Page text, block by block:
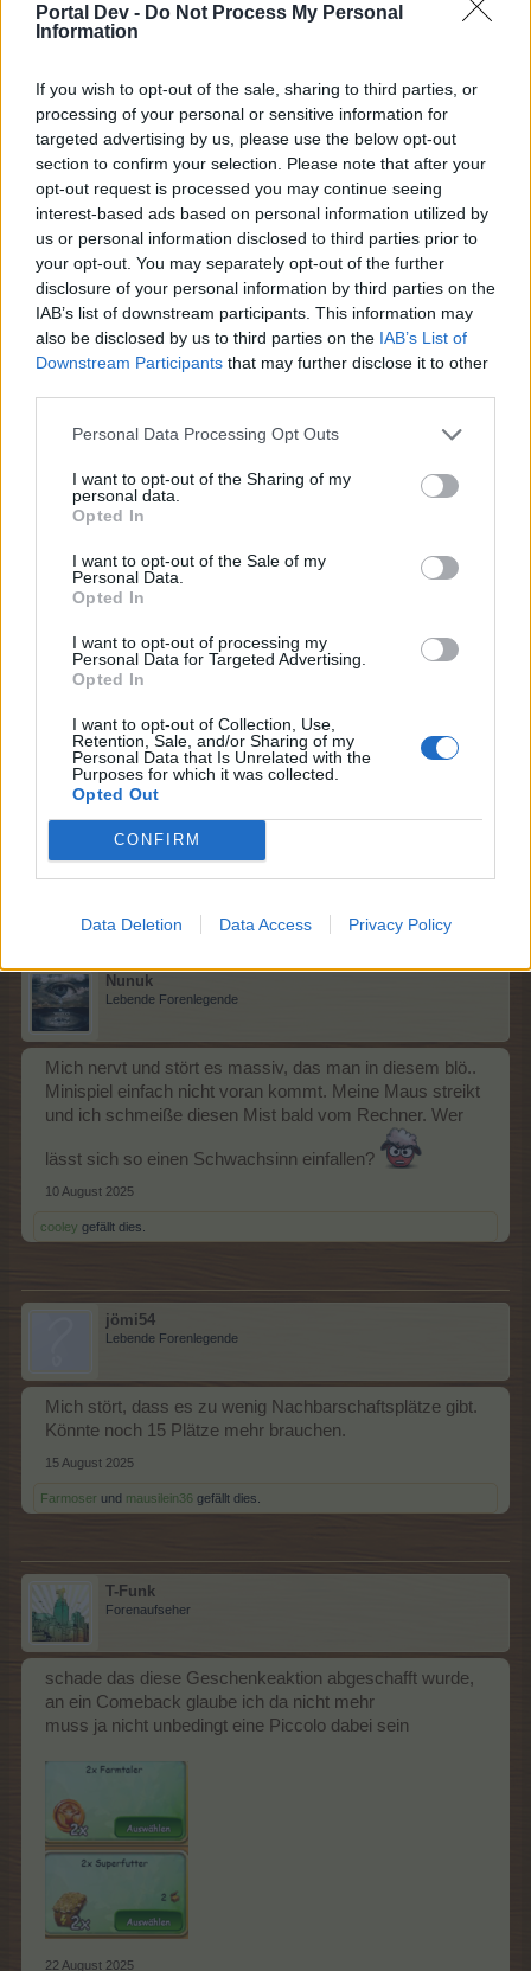
Portal Dev - Do Not Process My Personal
Information
If you wish to opt-out of the sale, sharing to third parties, or
processing of your personal or sensitive information for
targeted advertising by us, please use the below opt-out
section to confirm your selection. Please note that after your
opt-out request is processed you may continue seeing
interest-based ads based on personal information utilized by
us or personal information disclosed to third parties prior to
your opt-out. You may separately opt-out of the further
disclosure of your personal information by third parties on the
IAB’s list of downstream participants. This information may
also be disclosed by us to third parties on the IAB’s List of
Downstream Participants that may further disclose it to other
Personal Data Processing Opt Outs
I want to opt-out of the Sharing of my
personal data.
Opted In
I want to opt-out of the Sale of my
Personal Data.
Opted In
I want to opt-out of processing my
Personal Data for Targeted Advertising.
Opted In
I want to opt-out of Collection, Use,
Retention, Sale, and/or Sharing of my
Personal Data that Is Unrelated with the
Purposes for which it was collected.
Opted Out
CONFIRM
Data Deletion Data Access Privacy Policy
Zitat von abigell:↑
weil ich das Problem habe,sonst würde ich es hier nicht
reinschreiben ,wenn ich nach der ernte von allen Wiesen die
gleiche Summe an Pflanzen habe wie vor der Ernte dann ist ja
wohl nicht richtig gebucht worden
und das Problem mit dem Doppelpost haste auch mal
wieder...
cooley
Zitat von meike99:
Das hat schon mal ein Mod beantwortet und sogar berechnet,
die wieder ausgesäten Pflanzen werden
von der Userin nicht berücksichtigt. Auch andere Dinge konnte
Nur kommt man mit Erklärungen nicht weiter, vergebliche
Liebesmüh.
resümierst... was macht es dann für einen Sinn, daß
immer wieder neu darauf eingegangen wird?
Angenehmen Farmsonntag noch allerseits
Nunuk
Lebende Forenlegende
Mich nervt und stört es massiv, das man in diesem blö..
Minispiel einfach nicht voran kommt. Meine Maus streikt
und ich schmeiße diesen Mist bald vom Rechner. Wer
lässt sich so einen Schwachsinn einfallen?
10 August 2025
cooley gefällt dies.
jömi54
Lebende Forenlegende
Mich stört, dass es zu wenig Nachbarschaftsplätze gibt.
Könnte noch 15 Plätze mehr brauchen.
15 August 2025
Farmoser und mausilein36 gefällt dies.
T-Funk
Forenaufseher
schade das diese Geschenkeaktion abgeschafft wurde,
an ein Comeback glaube ich da nicht mehr
muss ja nicht unbedingt eine Piccolo dabei sein
22 August 2025